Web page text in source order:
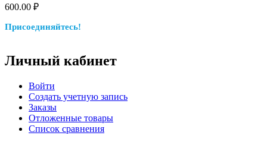
600.00 ₽
Присоединяйтесь!
Личный кабинет
Войти
Создать учетную запись
Заказы
Отложенные товары
Список сравнения